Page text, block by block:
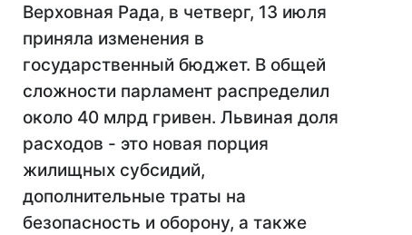
Верховная Рада, в четверг, 13 июля
приняла изменения в
государственный бюджет. В общей
сложности парламент распределил
около 40 млрд гривен. Львиная доля
расходов - это новая порция
жилищных субсидий,
дополнительные траты на
безопасность и оборону, а также